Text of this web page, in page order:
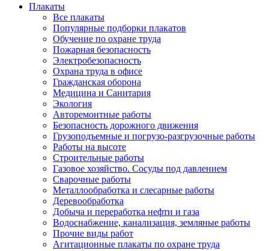
Плакаты
Все плакаты
Популярные подборки плакатов
Обучение по охране труда
Пожарная безопасность
Электробезопасность
Охрана труда в офисе
Гражданская оборона
Медицина и Санитария
Экология
Авторемонтные работы
Безопасность дорожного движения
Грузоподъемные и погрузо-разгрузочные работы
Работы на высоте
Строительные работы
Газовое хозяйство. Сосуды под давлением
Сварочные работы
Металлообработка и слесарные работы
Деревообработка
Добыча и переработка нефти и газа
Водоснабжение, канализация, земляные работы
Прочие виды работ
Агитационные плакаты по охране труда